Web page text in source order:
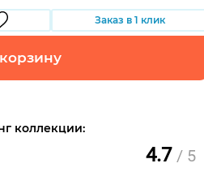
Заказ в 1 клик
коллекции:
4.7 / 5